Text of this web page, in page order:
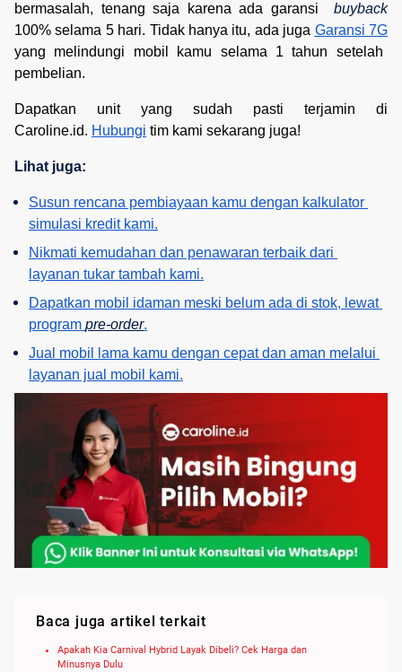
bermasalah, tenang saja karena ada garansi buyback
100% selama 5 hari. Tidak hanya itu, ada juga Garansi 7G
yang melindungi mobil kamu selama 1 tahun setelah
pembelian.
Dapatkan unit yang sudah pasti terjamin di
Caroline.id. Hubungi tim kami sekarang juga!
Lihat juga:
Susun rencana pembiayaan kamu dengan kalkulator
simulasi kredit kami.
Nikmati kemudahan dan penawaran terbaik dari
layanan tukar tambah kami.
Dapatkan mobil idaman meski belum ada di stok, lewat
program pre-order.
Jual mobil lama kamu dengan cepat dan aman melalui
layanan jual mobil kami.
Baca juga artikel terkait
Apakah Kia Carnival Hybrid Layak Dibeli? Cek Harga dan
Minusnya Dulu